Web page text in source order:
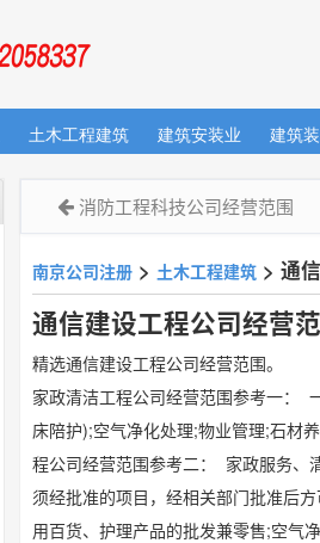
土木工程建筑 建筑安装业 建筑
消防工程科技公司经营范围
南京公司注册 > 土木工程建筑 > 通
通信建设工程公司经营
精选通信建设工程公司经营范围。
家政清洁工程公司经营范围参考一：
床陪护);空气净化处理;物业管理;石材
程公司经营范围参考二： 家政服务、
须经批准的项目，经相关部门批准后
用百货、护理产品的批发兼零售;空气